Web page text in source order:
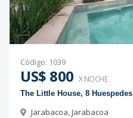
Código: 1039
US$ 800 X NOCHE
The Little House, 8 Huespedes
Jarabacoa,Jarabacoa